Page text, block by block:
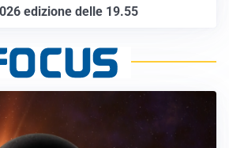
edizione delle 19.55